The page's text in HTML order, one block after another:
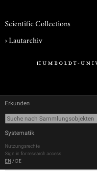
Scientific Collections
›Lautarchiv
Erkunden
Systematik
Nutzungsrechte
Sign in for research access
EN / DE